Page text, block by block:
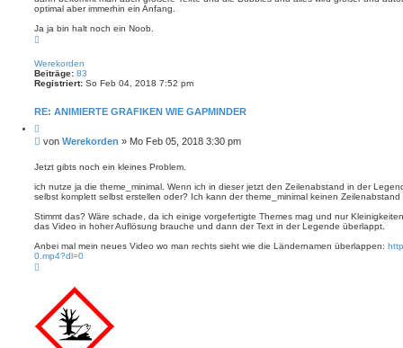
optimal aber immerhin ein Anfang.
Ja ja bin halt noch ein Noob.
h
o
b
n
Werekorden
Beiträge: 83
Registriert: So Feb 04, 2018 7:52 pm
RE: ANIMIERTE GRAFIKEN WIE GAPMINDER
i
t
e
e
n
B
i
r
a
g
von Werekorden » Mo Feb 05, 2018 3:30 pm
Jetzt gibts noch ein kleines Problem.
ich nutze ja die theme_minimal. Wenn ich in dieser jetzt den Zeilenabstand in der
selbst komplett selbst erstellen oder? Ich kann der theme_minimal keinen
Stimmt das? Wäre schade, da ich einige vorgefertigte Themes mag und nur
das Video in hoher Auflösung brauche und dann der Text in der Legende überlappt.
Anbei mal mein neues Video wo man rechts sieht wie die Ländernamen überlappen:
0.mp4?dl=0
e
n